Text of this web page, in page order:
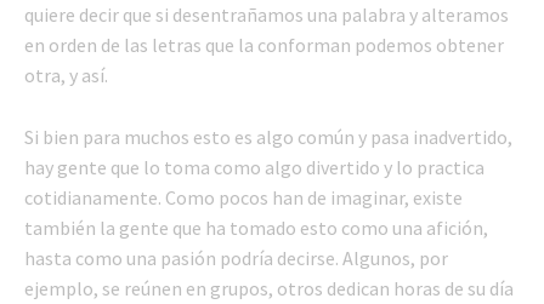
quiere decir que si desentrañamos una palabra y alteramos
en orden de las letras que la conforman podemos obtener
otra, y así.
Si bien para muchos esto es algo común y pasa inadvertido,
hay gente que lo toma como algo divertido y lo practica
cotidianamente. Como pocos han de imaginar, existe
también la gente que ha tomado esto como una afición,
hasta como una pasión podría decirse. Algunos, por
ejemplo, se reúnen en grupos, otros dedican horas de su día